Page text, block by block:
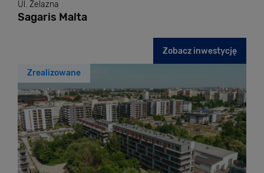
Ul. Żelazna
Sagaris Malta
Zobacz inwestycję
Zrealizowane